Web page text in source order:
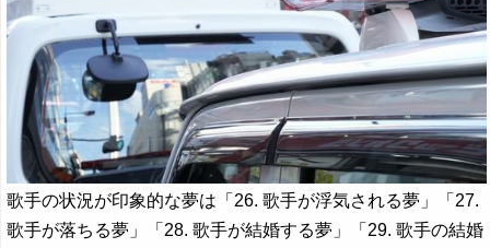
歌手の状況が印象的な夢は「26. 歌手が浮気される夢」「27.
歌手が落ちる夢」「28. 歌手が結婚する夢」「29. 歌手の結婚